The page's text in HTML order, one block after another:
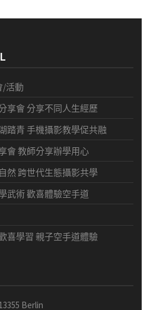
/活動
享會 分享不同人生經歷
踏青 手機攝影教學促共融
會 教師分享辦學用心
然 跨世代生態攝影共學
武術 歡喜體驗空手道
喜學習 親子空手道體驗
Berlin